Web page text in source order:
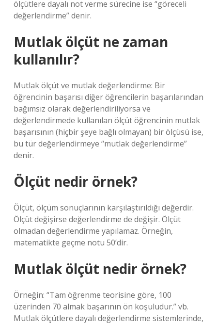
ölçütlere dayalı not verme sürecine ise “göreceli
değerlendirme” denir.
Mutlak ölçüt ne zaman
kullanılır?
Mutlak ölçüt ve mutlak değerlendirme: Bir
öğrencinin başarısı diğer öğrencilerin başarılarından
bağımsız olarak değerlendiriliyorsa ve
değerlendirmede kullanılan ölçüt öğrencinin mutlak
başarısının (hiçbir şeye bağlı olmayan) bir ölçüsü ise,
bu tür değerlendirmeye “mutlak değerlendirme”
denir.
Ölçüt nedir örnek?
Ölçüt, ölçüm sonuçlarının karşılaştırıldığı değerdir.
Ölçüt değişirse değerlendirme de değişir. Ölçüt
olmadan değerlendirme yapılamaz. Örneğin,
matematikte geçme notu 50’dir.
Mutlak ölçüt nedir örnek?
Örneğin: “Tam öğrenme teorisine göre, 100
üzerinden 70 almak başarının ön koşuludur.” vb.
Mutlak ölçütlere dayalı değerlendirme sistemlerinde,